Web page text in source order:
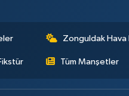
Zonguldak Hava
Tüm Manşetler